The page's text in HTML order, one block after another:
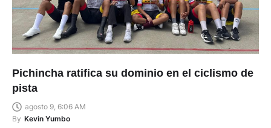
Pichincha ratifica su dominio en el ciclismo de
pista
agosto 9, 6:06 AM
By Kevin Yumbo